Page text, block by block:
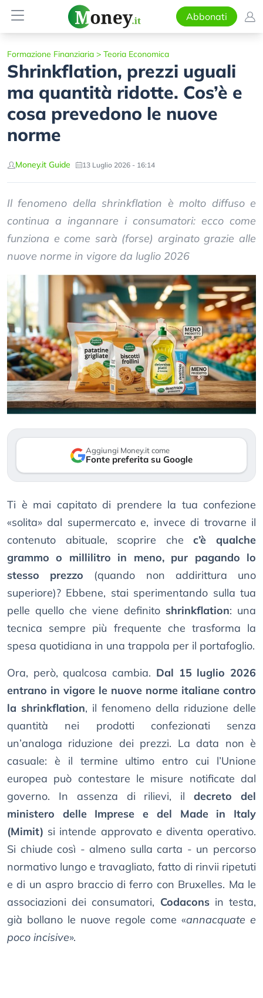
Abbonati
Formazione Finanziaria > Teoria Economica
Shrinkflation, prezzi uguali
ma quantità ridotte. Cos’è e
cosa prevedono le nuove
norme
Money.it Guide 13 Luglio 2026 - 16:14
Il fenomeno della shrinkflation è molto diffuso e
continua a ingannare i consumatori: ecco come
funziona e come sarà (forse) arginato grazie alle
nuove norme in vigore da luglio 2026
Aggiungi Money.it come
Fonte preferita su Google
Ti è mai capitato di prendere la tua confezione
«solita» dal supermercato e, invece di trovarne il
contenuto abituale, scoprire chec’è qualche
grammo o millilitro in meno, pur pagando lo
stesso prezzo (quando non addirittura uno
superiore)? Ebbene, stai sperimentando sulla tua
pelle quello che viene definito shrinkflation: una
tecnica sempre più frequente che trasforma la
spesa quotidiana in una trappola per il portafoglio.
Ora, però, qualcosa cambia. Dal 15 luglio 2026
entrano in vigore le nuove norme italiane contro
la shrinkflation, il fenomeno della riduzione delle
quantità nei prodotti confezionati senza
un’analoga riduzione dei prezzi. La data non è
casuale: è il termine ultimo entro cui l’Unione
europea può contestare le misure notificate dal
governo. In assenza di rilievi, ildecreto del
ministero delle Imprese e del Made in Italy
(Mimit) si intende approvato e diventa operativo.
Si chiude così - almeno sulla carta - un percorso
normativo lungo e travagliato, fatto di rinvii ripetuti
e di un aspro braccio di ferro con Bruxelles. Ma le
associazioni dei consumatori, Codaconsin testa,
già bollano le nuove regole come «annacquate e
poco incisive».